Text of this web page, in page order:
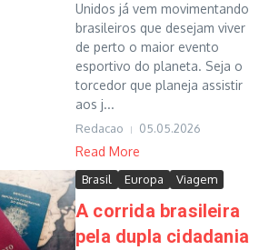
Unidos já vem movimentando
brasileiros que desejam viver
de perto o maior evento
esportivo do planeta. Seja o
torcedor que planeja assistir
aos j...
Redacao 05.05.2026
Read More
Brasil Europa Viagem
A corrida brasileira
pela dupla cidadania